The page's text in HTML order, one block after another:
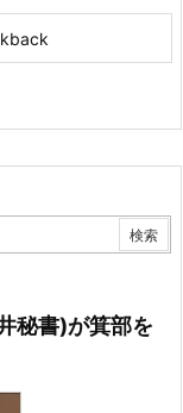
秘書)が箕部を